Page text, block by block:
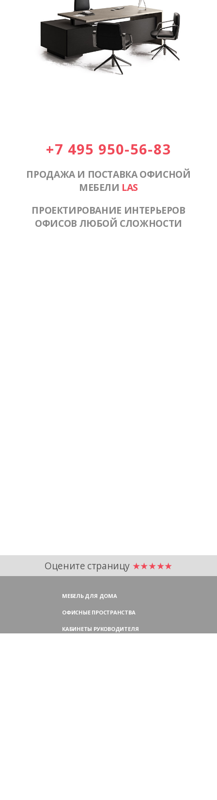
+7 495 950-56-83
ПРОДАЖА И ПОСТАВКА ОФИСНОЙ
МЕБЕЛИ LAS
ПРОЕКТИРОВАНИЕ ИНТЕРЬЕРОВ
ОФИСОВ ЛЮБОЙ СЛОЖНОСТИ
Оцените страницу ★★★★★
МЕБЕЛЬ ДЛЯ ДОМА
ОФИСНЫЕ ПРОСТРАНСТВА
КАБИНЕТЫ РУКОВОДИТЕЛЯ